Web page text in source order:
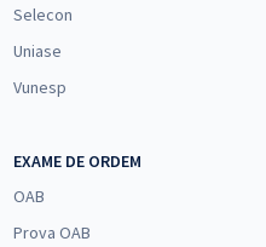
29,52
88,56 (-20%)
Selecon
Uniase
Vunesp
EXAME DE ORDEM
OAB
Prova OAB